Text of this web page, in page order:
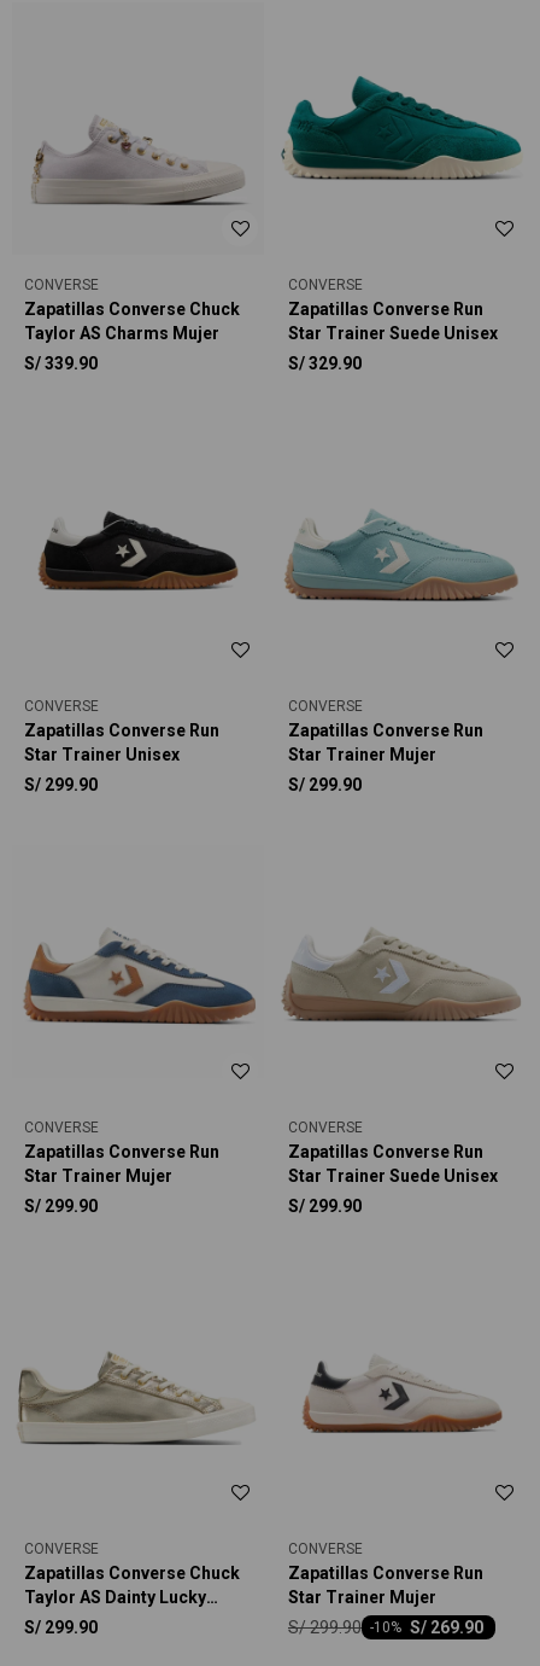
CONVERSE
Zapatillas Converse Chuck
Taylor AS Charms Mujer
S/339.90
CONVERSE
Zapatillas Converse Run
Star Trainer Suede Unisex
S/329.90
CONVERSE
Zapatillas Converse Run
Star Trainer Unisex
S/ 299.90
CONVERSE
Zapatillas Converse Run
Star Trainer Mujer
S/ 299.90
CONVERSE
Zapatillas Converse Run
Star Trainer Mujer
S/ 299.90
CONVERSE
Zapatillas Converse Run
Star Trainer Suede Unisex
S/ 299.90
CONVERSE
Zapatillas Converse Chuck
Taylor AS Dainty Lucky
Metallic Unisex
S/ 299.90
CONVERSE
Zapatillas Converse Run
Star Trainer Mujer
S/ 269.90
-10
S/299.90